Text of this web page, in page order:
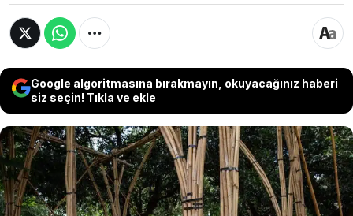
Google algoritmasına bırakmayın, okuyacağınız haberi
siz seçin! Tıkla ve ekle
Myanmar’da geçen yıl meydana gelen 7,7
büyüklüğündeki deprem ülkede beton